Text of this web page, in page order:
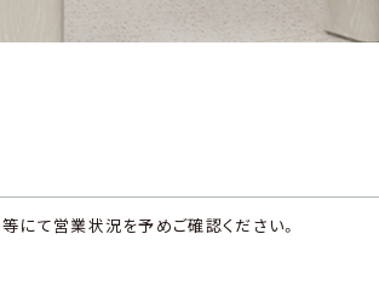
にて営業状況を予めご確認ください。
がご来店前にお電話にてご確認をお願い致します。